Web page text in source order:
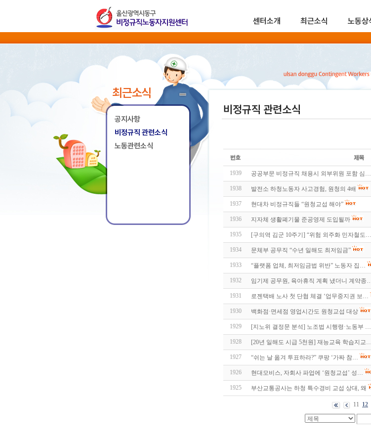
센터소개 최근소식 노동상
최근소식
공지사항
비정규직 관련소식
노동관련소식
비정규직 관련소식
1939 공공부문 비정규직 채용시 외부위원 포함 심…
1938 발전소 하청노동자 사고경험, 원청의 4배
1937 현대차 비정규직들 “원청교섭 해야”
1936 지자체 생활폐기물 준공영제 도입될까
1935 [구의역 김군 10주기] “위험 외주화 민자철도…
1934 문체부 공무직 “수년 일해도 최저임금”
1933 “플랫폼 업체, 최저임금법 위반” 노동자 집…
1932 임기제 공무원, 육아휴직 계획 냈더니 계약종
1931 로젠택배 노사 첫 단협 체결 ‘업무중지권 보…
1930 백화점·면세점 영업시간도 원청교섭 대상
1929 [지노위 결정문 분석] 노조법 시행령·노동부 …
1928 [20년 일해도 시급 5천원] 재능교육 학습지교…
1927 “쉬는 날 옮겨 투표하라?” 쿠팡 ‘가짜 참…
1926 현대모비스, 자회사 파업에 ‘원청교섭’ 성…
1925 부산교통공사는 하청 특수경비 교섭 상대, 왜
11 12